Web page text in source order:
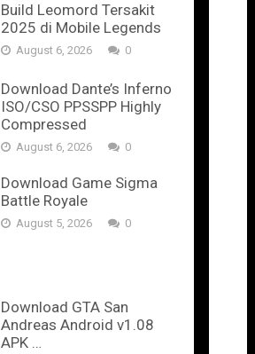
Build Leomord Tersakit
2025 di Mobile Legends
August 6, 2026 0
Download Dante’s Inferno
ISO/CSO PPSSPP Highly
Compressed
August 6, 2026 0
Download Game Sigma
Battle Royale
August 5, 2026 0
Download GTA San
Andreas Android v1.08
APK …